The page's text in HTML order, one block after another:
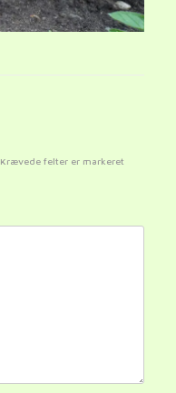
Krævede felter er markeret